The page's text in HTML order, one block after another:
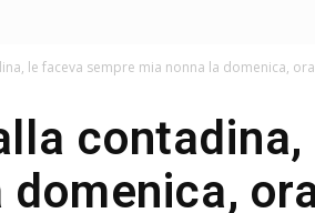
le faceva sempre mia nonna la domenica,
domenica,